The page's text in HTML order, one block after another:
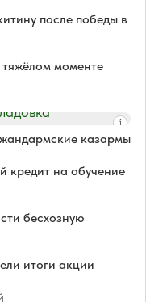
после победы в
моменте
казармы
кредит на обучение
бесхозную
итоги акции